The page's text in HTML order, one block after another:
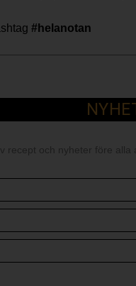
#helanotan
recept och nyheter före alla